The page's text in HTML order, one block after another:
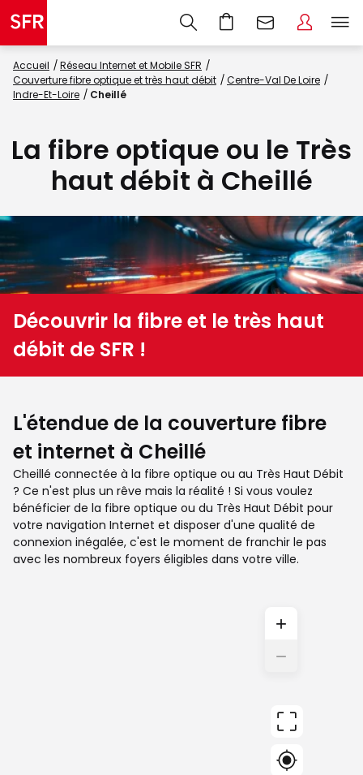
Accueil
Réseau Internet et Mobile SFR
Couverture fibre optique et très haut débit
Centre-Val De Loire
Indre-Et-Loire
Cheillé
La fibre optique ou le Très
haut débit à Cheillé
Découvrir la fibre et le très haut
débit de SFR !
L'étendue de la couverture fibre
et internet à Cheillé
Cheillé connectée à la fibre optique ou au Très Haut Débit
? Ce n'est plus un rêve mais la réalité ! Si vous voulez
bénéficier de la fibre optique ou du Très Haut Débit pour
votre navigation Internet et disposer d'une qualité de
connexion inégalée, c'est le moment de franchir le pas
avec les nombreux foyers éligibles dans votre ville.
+
−